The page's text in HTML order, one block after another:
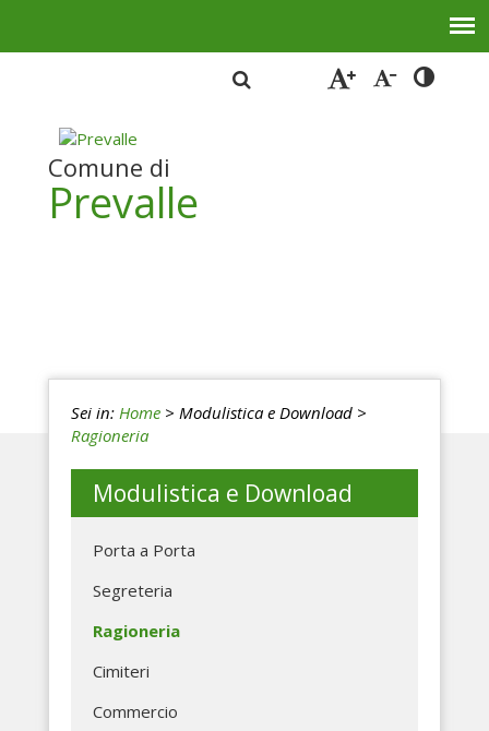
Comune di
Prevalle
Sei in: Home > Modulistica e Download >
Ragioneria
Modulistica e Download
Porta a Porta
Segreteria
Ragioneria
Cimiteri
Commercio